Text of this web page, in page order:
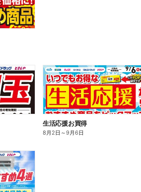
生活応援お買得
8月2日 ～9月6日